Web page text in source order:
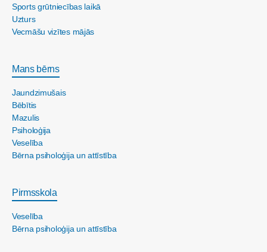
Sports grūtniecības laikā
Uzturs
Vecmāšu vizītes mājās
Mans bērns
Jaundzimušais
Bēbītis
Mazulis
Psiholoģija
Veselība
Bērna psiholoģija un attīstība
Pirmsskola
Veselība
Bērna psiholoģija un attīstība